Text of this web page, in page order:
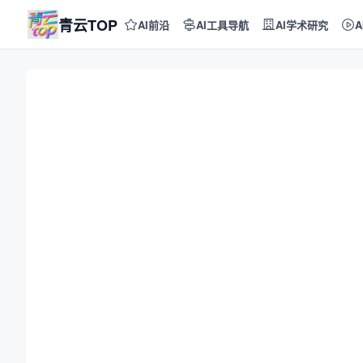
青云TOP AI前沿 AI工具导航 AI学术研究